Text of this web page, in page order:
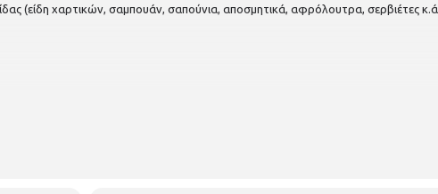
(είδη χαρτικών, σαμπουάν, σαπούνια, αποσμητικά, αφρόλουτρα, σερβιέτες κ.ά.